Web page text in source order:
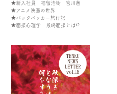
★新入社員 福留治樹 宮川茜
★アニメ映画の世界
★バックパッカー旅行記
★面接心理学 最終面接とは!?